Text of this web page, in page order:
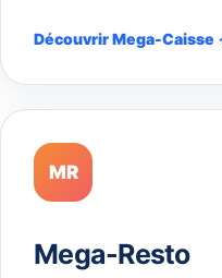
Découvrir Mega-Caisse
MR
Mega-Resto